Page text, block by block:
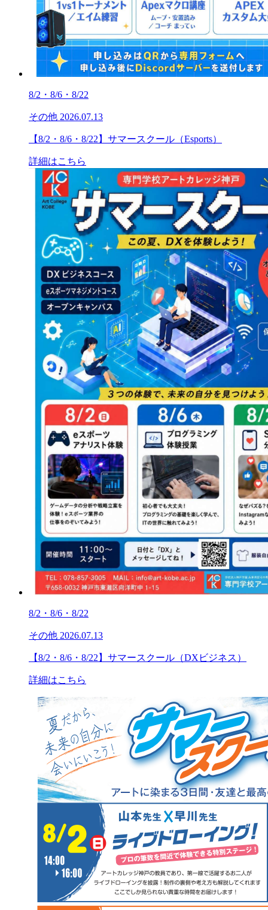
8/2・8/6・8/22
その他 2026.07.13
【8/2・8/6・8/22】サマースクール（Esports）
詳細はこちら
8/2・8/6・8/22
その他 2026.07.13
【8/2・8/6・8/22】サマースクール（DXビジネス）
詳細はこちら